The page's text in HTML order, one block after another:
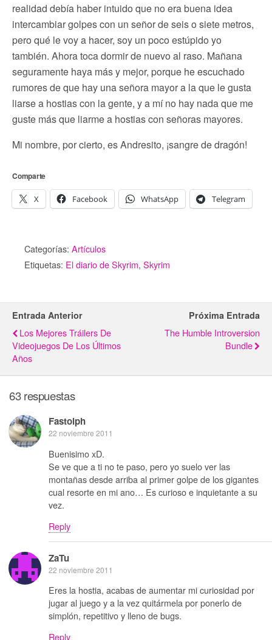
realidad debía haber intuido que no era buena idea
intercambiar golpes con un señor de seis o siete metros,
pero qué le voy a hacer, soy un poco estúpido yo
también. Ahora toca dormir de nuevo al raso. Mañana
seguramente haya más y mejor, porque he escuchado
rumores de que hay una señora mayor a la que le gusta
liarse a hostias con la gente, y a mí no hay nada que me
guste más que liarme a hostias con señoras mayores.
Mi nombre, por cierto, es Andresito, ¡sangre de dragón!
Comparte
X Facebook WhatsApp Telegram
Categorías: Artículos
Etiquetas: El diario de Skyrim, Skyrim
Entrada Anterior
Los Mejores Tráilers De
Videojuegos De Los Últimos
Años
Próxima Entrada
The Humble Introversion
Bundle
63 respuestas
Fastolph
22 noviembre 2011
Buenisimo xD.
Se ve que a ti no te paso, pero yo suelo ver las
montañas desde arriba al primer golpe de los gigantes
cual resorte en mi ano… Es curioso e inquietante a su
vez.
Reply
ZaTu
22 noviembre 2011
Eres la hostia, acabas de aumentar mi curiosidad por
jugar al juego y a la vez quitármela por ponerlo de
simplón, repetitivo y lleno de bugs.
Reply